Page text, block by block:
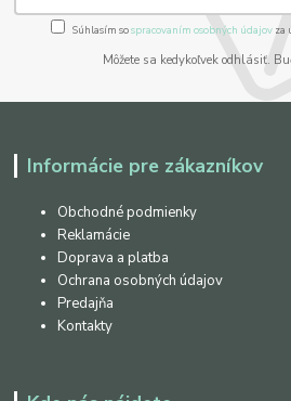
Súhlasím sospracovaním osobných údajov za
Môžete sa kedykoľvek odhlásiť.
Informácie pre zákazníkov
Obchodné podmienky
Reklamácie
Doprava a platba
Ochrana osobných údajov
Predajňa
Kontakty